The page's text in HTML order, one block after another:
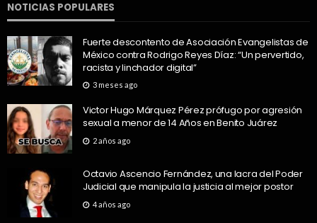
NOTICIAS POPULARES
Fuerte descontento de Asociación Evangelistas de
México contra Rodrigo Reyes Díaz: “Un pervertido,
racista y linchador digital”
3 meses ago
Victor Hugo Márquez Pérez prófugo por agresión
sexual a menor de 14 Años en Benito Juárez
2 años ago
Octavio Ascencio Fernández, una lacra del Poder
Judicial que manipula la justicia al mejor postor
4 años ago